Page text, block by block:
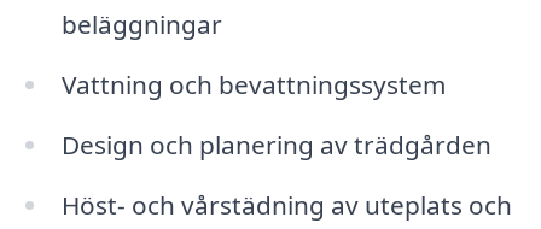
beläggningar
Vattning och bevattningssystem
Design och planering av trädgården
Höst- och vårstädning av uteplats och